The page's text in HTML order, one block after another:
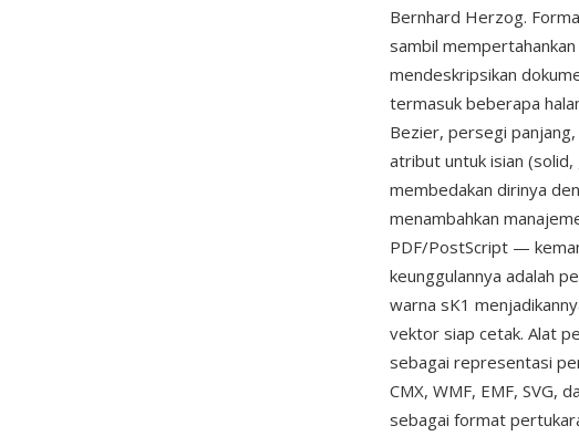
Bernhard Herzog.
sambil
mendeskripsikan
termasuk beberapa
Bezier, persegi
atribut untuk isian
membedakan dirinya
menambahkan
PDF/PostScript —
keunggulannya adalah
warna sK1
vektor siap cetak. Alat
sebagai representasi
CMX, WMF, EMF, SVG,
sebagai format